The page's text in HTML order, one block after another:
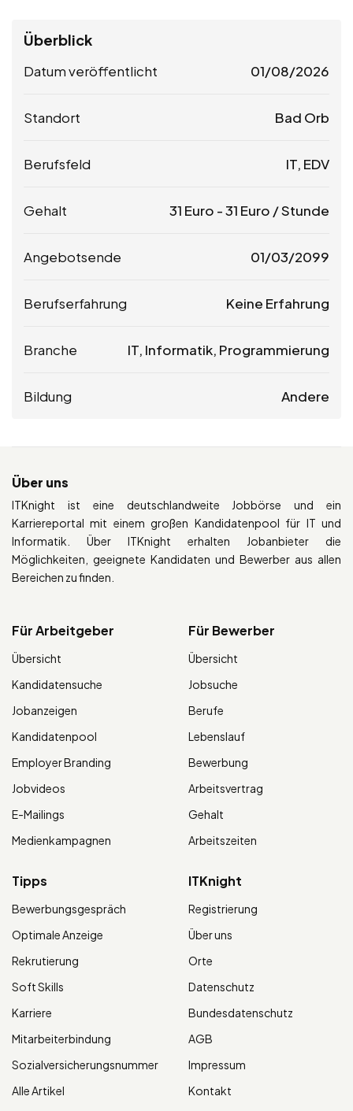
Überblick
Datum veröffentlicht 01/08/2026
Standort Bad Orb
Berufsfeld IT, EDV
Gehalt 31 Euro -31 Euro / Stunde
Angebotsende 01/03/2099
Berufserfahrung Keine Erfahrung
Branche IT, Informatik, Programmierung
Bildung Andere
Über uns
ITKnight ist eine deutschlandweite Jobbörse und ein
Karriereportal mit einem großen Kandidatenpool für IT und
Informatik. Über ITKnight erhalten Jobanbieter die
Möglichkeiten, geeignete Kandidaten und Bewerber aus allen
Bereichen zu finden.
Für Arbeitgeber
Übersicht
Kandidatensuche
Jobanzeigen
Kandidatenpool
Employer Branding
Jobvideos
E-Mailings
Medienkampagnen
Für Bewerber
Übersicht
Jobsuche
Berufe
Lebenslauf
Bewerbung
Arbeitsvertrag
Gehalt
Arbeitszeiten
Tipps
Bewerbungsgespräch
Optimale Anzeige
Rekrutierung
Soft Skills
Karriere
Mitarbeiterbindung
Sozialversicherungsnummer
Alle Artikel
ITKnight
Registrierung
Über uns
Orte
Datenschutz
Bundesdatenschutz
AGB
Impressum
Kontakt